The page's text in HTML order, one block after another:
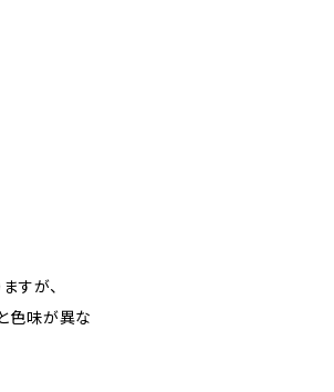
すが、
色味が異な